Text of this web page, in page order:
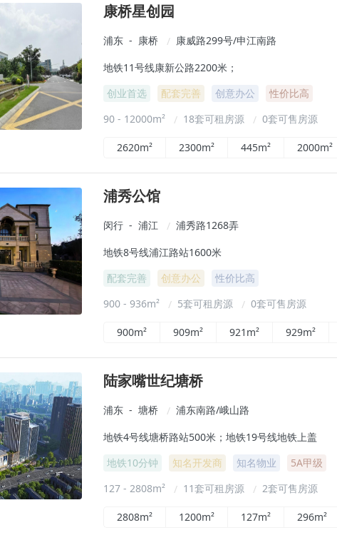
康桥星创园
浦东 - 康桥 / 康威路299号/申江南路
地铁11号线康新公路2200米；
创业首选
配套完善 创意办公
性价比高
90 - 12000m²
/ 18套可租房源 / 0套可售房源
2620m² 2300m² 445m² 2000m²
浦秀公馆
闵行 - 浦江 / 浦秀路1268弄
地铁8号线浦江路站1600米
配套完善
创意办公
性价比高
900 - 936m²
/ 5套可租房源 / 0套可售房源
900m² 909m² 921m² 929m²
陆家嘴世纪塘桥
浦东 - 塘桥 / 浦东南路/峨山路
地铁4号线塘桥路站500米；地铁19号线地铁上盖
地铁10分钟
知名开发商 知名物业
5A甲级
127 - 2808m²
/ 11套可租房源 / 2套可售房源
2808m² 1200m² 127m² 296m²